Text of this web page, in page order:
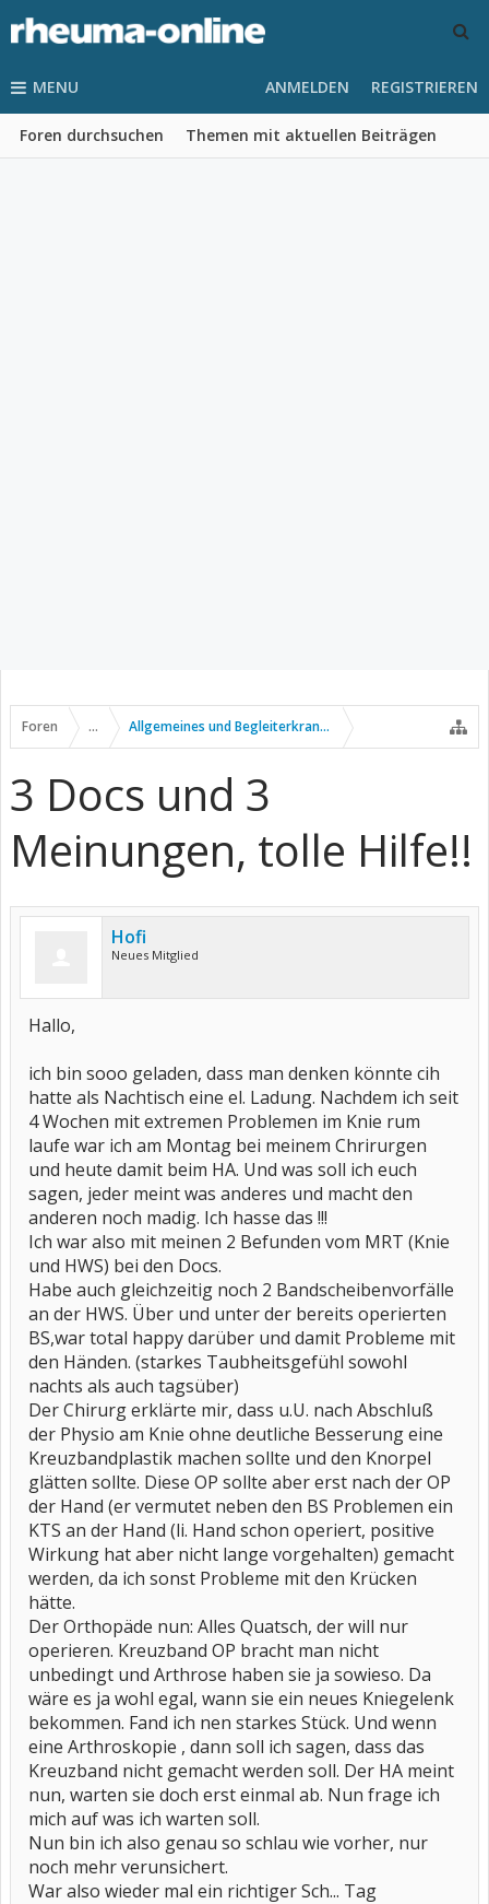
MENU
Foren durchsuchen Themen mit aktuellen Beiträgen
ANMELDEN REGISTRIEREN
Foren ... Allgemeines und Begleiterkrankungen
3 Docs und 3
Meinungen, tolle Hilfe!!
Hofi
Neues Mitglied
Hallo,
ich bin sooo geladen, dass man denken könnte cih
hatte als Nachtisch eine el. Ladung. Nachdem ich seit
4 Wochen mit extremen Problemen im Knie rum
laufe war ich am Montag bei meinem Chrirurgen
und heute damit beim HA. Und was soll ich euch
sagen, jeder meint was anderes und macht den
anderen noch madig. Ich hasse das !!!
Ich war also mit meinen 2 Befunden vom MRT (Knie
und HWS) bei den Docs.
Habe auch gleichzeitig noch 2 Bandscheibenvorfälle
an der HWS. Über und unter der bereits operierten
BS,war total happy darüber und damit Probleme mit
den Händen. (starkes Taubheitsgefühl sowohl
nachts als auch tagsüber)
Der Chirurg erklärte mir, dass u.U. nach Abschluß
der Physio am Knie ohne deutliche Besserung eine
Kreuzbandplastik machen sollte und den Knorpel
glätten sollte. Diese OP sollte aber erst nach der OP
der Hand (er vermutet neben den BS Problemen ein
KTS an der Hand (li. Hand schon operiert, positive
Wirkung hat aber nicht lange vorgehalten) gemacht
werden, da ich sonst Probleme mit den Krücken
hätte.
Der Orthopäde nun: Alles Quatsch, der will nur
operieren. Kreuzband OP bracht man nicht
unbedingt und Arthrose haben sie ja sowieso. Da
wäre es ja wohl egal, wann sie ein neues Kniegelenk
bekommen. Fand ich nen starkes Stück. Und wenn
eine Arthroskopie , dann soll ich sagen, dass das
Kreuzband nicht gemacht werden soll. Der HA meint
nun, warten sie doch erst einmal ab. Nun frage ich
mich auf was ich warten soll.
Nun bin ich also genau so schlau wie vorher, nur
noch mehr verunsichert.
War also wieder mal ein richtiger Sch... Tag